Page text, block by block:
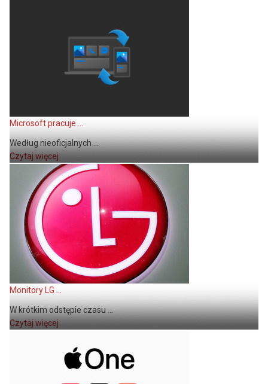
Microsoft pracuje ...
Według nieoficjalnych ...
Czytaj więcej
Monitory LG ...
W krótkim odstępie czasu ...
Czytaj więcej